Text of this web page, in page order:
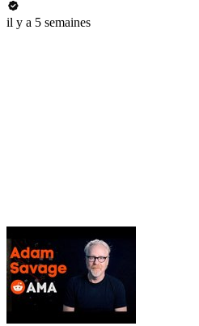
il y a 5 semaines